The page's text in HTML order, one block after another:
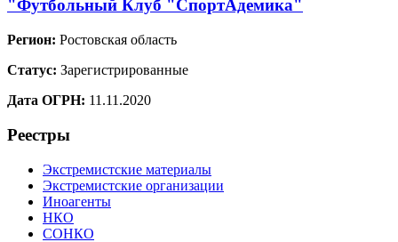
"Футбольный Клуб "СпортАдемика"
Регион: Ростовская область
Статус: Зарегистрированные
Дата ОГРН: 11.11.2020
Реестры
Экстремистские материалы
Экстремистские организации
Иноагенты
НКО
СОНКО